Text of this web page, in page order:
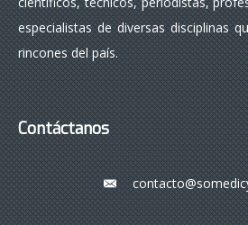
especialistas de diversas disciplinas
rincones del país.
Contáctanos
___